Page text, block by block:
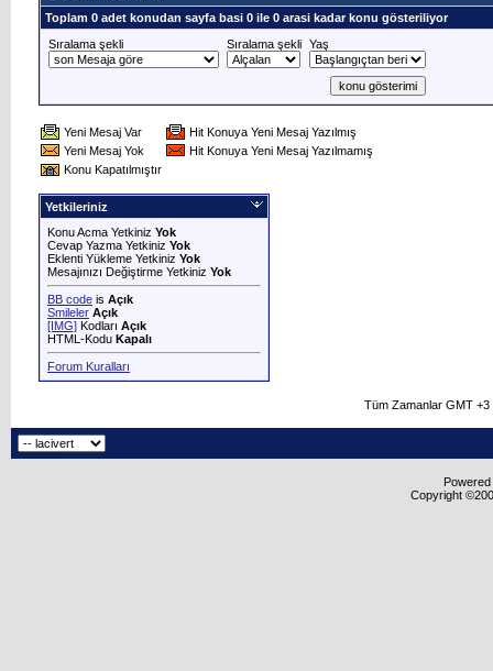
Toplam 0 adet konudan sayfa basi 0 ile 0 arasi kadar konu gösteriliyor
Sıralama şekli
Sıralama şekli Yaş
Yeni Mesaj Var
Hit Konuya Yeni Mesaj Yazılmış
Yeni Mesaj Yok
Hit Konuya Yeni Mesaj Yazılmamış
Konu Kapatılmıştır
Yetkileriniz
Konu Acma Yetkiniz Yok
Cevap Yazma Yetkiniz Yok
Eklenti Yükleme Yetkiniz Yok
Mesajınızı Değiştirme Yetkiniz Yok
BB code is Açık
Smileler Açık
[IMG] Kodları Açık
HTML-Kodu Kapalı
Forum Kuralları
Tüm Zamanlar GMT
Copyright